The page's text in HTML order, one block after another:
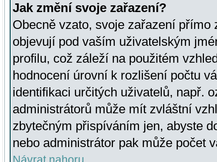
Jak změní svoje zařazení?
Obecně vzato, svoje zařazení přímo
objevují pod vaším uživatelským
profilu, což záleží na použitém
hodnocení úrovní k rozlišení počtu
identifikaci určitých uživatelů, např.
administrátorů může mít zvláštní
zbytečným přispíváním jen, abyste
nebo administrátor pak může počet